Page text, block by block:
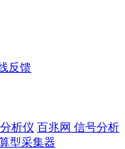
反馈
析仪 百兆网 信号分析
型采集器